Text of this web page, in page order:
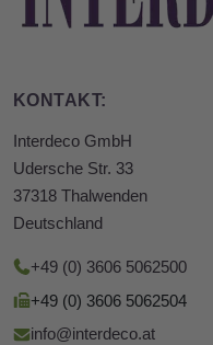
KONTAKT:
Interdeco GmbH
Udersche Str. 33
37318 Thalwenden
Deutschland
+49 (0) 3606 5062500
+49 (0) 3606 5062504
info@interdeco.at